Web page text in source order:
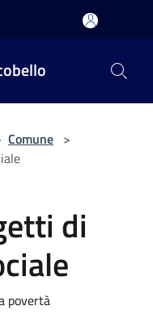
Comune >
di
povertà